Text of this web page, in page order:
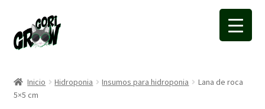
a
la
a
la
Inicio Hidroponia Insumos para hidroponia
Lana de roca
5×5 cm